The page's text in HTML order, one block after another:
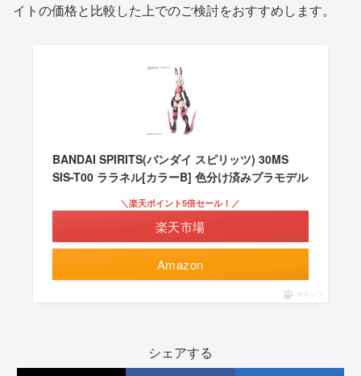
イトの価格と比較した上でのご検討をおすすめします。
BANDAI SPIRITS(バンダイ スピリッツ) 30MS
SIS-T00 ララネル[カラーB] 色分け済みプラモデル
Amazon
＼楽天ポイント5倍セール！／
楽天市場
ポチップ
シェアする